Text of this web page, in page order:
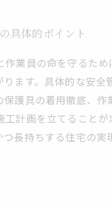
具体的ポイント
業員の命を守るた
ます。具体的な安
護具の着用徹底、
計画を立てること
長持ちする住宅の